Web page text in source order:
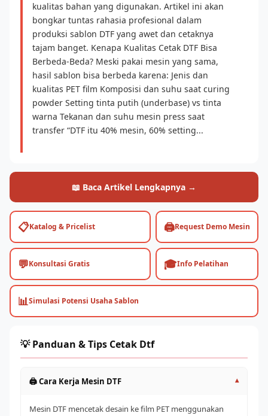
kualitas bahan yang digunakan. Artikel ini akan
bongkar tuntas rahasia profesional dalam
produksi sablon DTF yang awet dan cetaknya
tajam banget. Kenapa Kualitas Cetak DTF Bisa
Berbeda-Beda? Meski pakai mesin yang sama,
hasil sablon bisa berbeda karena: Jenis dan
kualitas PET film Komposisi dan suhu saat curing
powder Setting tinta putih (underbase) vs tinta
warna Tekanan dan suhu mesin press saat
transfer “DTF itu 40% mesin, 60% setting...
📖 Baca Artikel Lengkapnya →
📋Katalog & Pricelist 🖨️Request Demo Mesin
💬Konsultasi Gratis 🎓Info Pelatihan
📊Simulasi Potensi Usaha Sablon
💡 Panduan & Tips Cetak Dtf
🖨️ Cara Kerja Mesin DTF ▾
Mesin DTF mencetak desain ke film PET menggunakan